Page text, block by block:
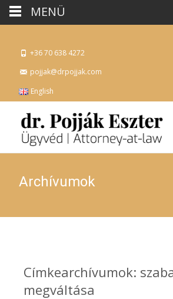
+36 70 638 4272
pojjak@drpojjak.com
English
Archívumok
Címkearchívumok:
megváltása
MENÜ